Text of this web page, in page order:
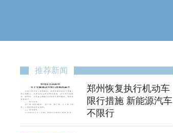
推荐新闻
郑州恢复执行机动车
限行措施 新能源汽车
不限行